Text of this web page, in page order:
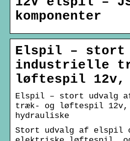
komponenter
Elspil – stort
industrielle
løftespil 12v,
Elspil – stort udvalg
træk- og løftespil 12v,
hydrauliske
Stort udvalg af elspil